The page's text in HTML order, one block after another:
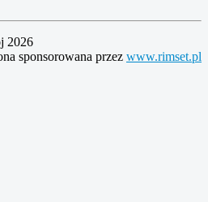
2026
sponsorowana przez www.rimset.pl